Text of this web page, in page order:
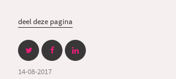
deel deze pagina
14-08-2017